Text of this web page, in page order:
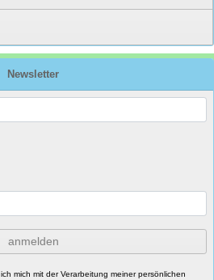
Newsletter
anmelden
mich mit der Verarbeitung meiner persönlichen